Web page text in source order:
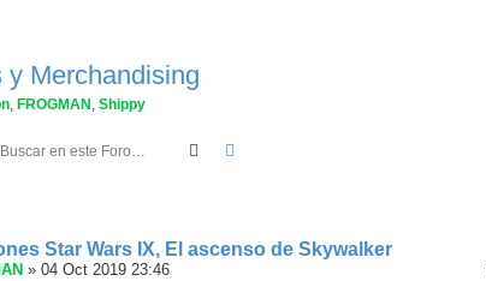
y Merchandising
, FROGMAN , Shippy
Buscar
Star Wars IX, El ascenso de Skywalker
» 04 Oct 2019 23:46